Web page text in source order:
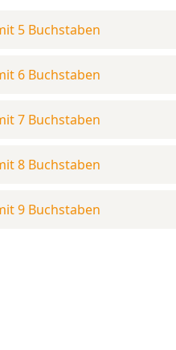
5 Buchstaben
6 Buchstaben
7 Buchstaben
8 Buchstaben
9 Buchstaben